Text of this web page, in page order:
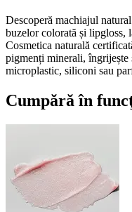
Descoperă machiajul
buzelor colorată și lipgloss,
Cosmetica naturală
pigmenți minerali, îngrijește
microplastic, siliconi sau
Cumpără în